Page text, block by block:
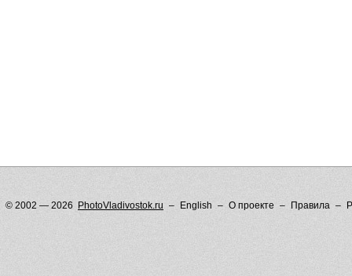
© 2002 — 2026 PhotoVladivostok.ru English О проекте Правила